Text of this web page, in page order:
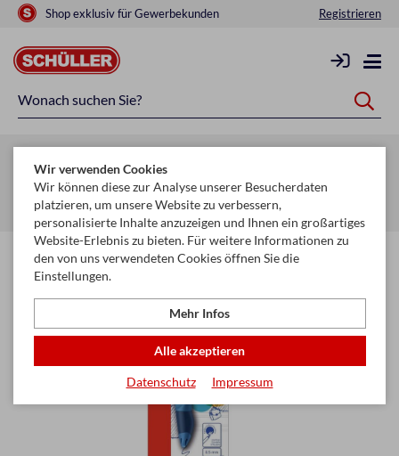
Shop exklusiv für Gewerbekunden Registrieren
Startseite Schule & Büro
Schreiben, Zeichnen & Korrigieren
Tintenroller & Minen
Wir verwenden Cookies
Wir können diese zur Analyse unserer Besucherdaten
platzieren, um unsere Website zu verbessern,
personalisierte Inhalte anzuzeigen und Ihnen ein großartiges
Website-Erlebnis zu bieten. Für weitere Informationen zu
den von uns verwendeten Cookies öffnen Sie die
Einstellungen.
Mehr Infos
Alle akzeptieren
Datenschutz Impressum